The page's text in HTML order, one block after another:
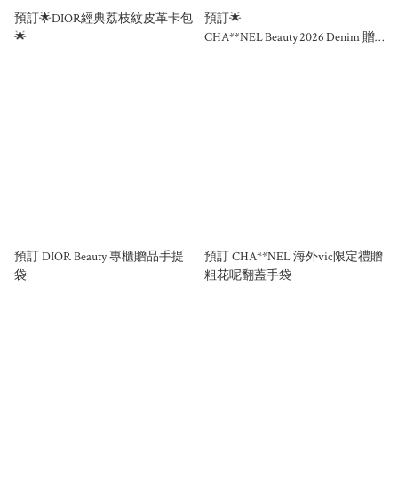
預訂🌟DIOR經典荔枝紋皮革卡包
🌟
預訂🌟
CHA**NEL Beauty 2026 Denim 贈
預訂 DIOR Beauty 專櫃贈品手提
袋
預訂 CHA**NEL 海外vic限定禮贈
粗花呢翻蓋手袋